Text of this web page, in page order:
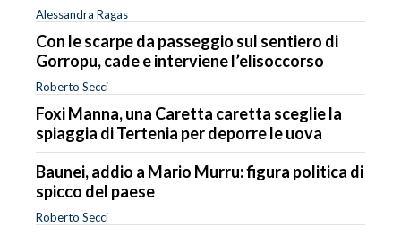
Alessandra Ragas
Con le scarpe da passeggio sul sentiero di
Gorropu, cade e interviene l’elisoccorso
Roberto Secci
Foxi Manna, una Caretta caretta sceglie la
spiaggia di Tertenia per deporre le uova
Baunei, addio a Mario Murru: figura politica di
spicco del paese
Roberto Secci